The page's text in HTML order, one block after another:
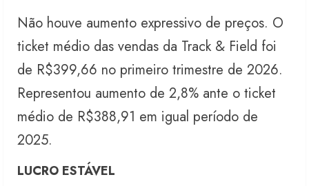
Não houve aumento expressivo de preços. O
ticket médio das vendas da Track & Field foi
de R$399,66 no primeiro trimestre de 2026.
Representou aumento de 2,8% ante o ticket
médio de R$388,91 em igual período de
2025.
LUCRO ESTÁVEL